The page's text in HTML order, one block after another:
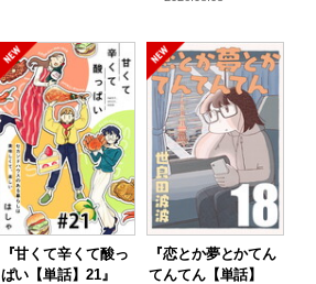
『甘くて辛くて酸っ
ぱい【単話】21』
『恋とか夢とかてん
てんてん【単話】